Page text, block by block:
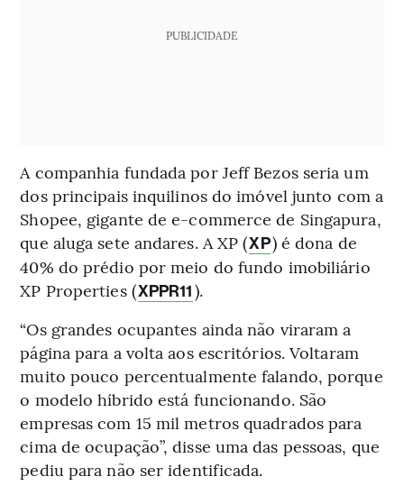
PUBLICIDADE
A companhia fundada por Jeff Bezos seria um
dos principais inquilinos do imóvel junto com a
Shopee, gigante de e-commerce de Singapura,
que aluga sete andares. A XP (XP) é dona de
40% do prédio por meio do fundo imobiliário
XP Properties (XPPR11).
“Os grandes ocupantes ainda não viraram a
página para a volta aos escritórios. Voltaram
muito pouco percentualmente falando, porque
o modelo híbrido está funcionando. São
empresas com 15 mil metros quadrados para
cima de ocupação”, disse uma das pessoas, que
pediu para não ser identificada.